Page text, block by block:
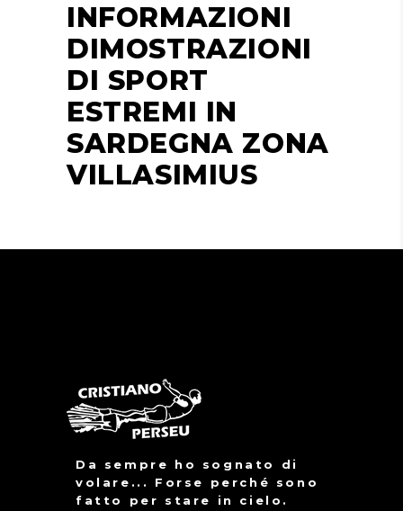
INFORMAZIONI
DIMOSTRAZIONI
DI SPORT
ESTREMI IN
SARDEGNA ZONA
VILLASIMIUS
Da sempre ho sognato di
volare... Forse perché sono
fatto per stare in cielo.